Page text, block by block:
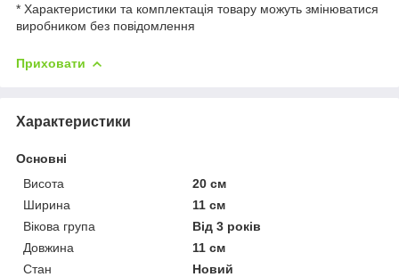
* Характеристики та комплектація товару можуть змінюватися
виробником без повідомлення
Приховати
Характеристики
Основні
Висота
20 см
Ширина
11 см
Вікова група
Від 3 років
Довжина
11 см
Стан
Новий